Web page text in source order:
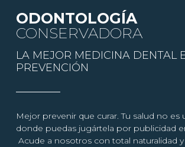
ODONTOLOGÍA
CONSERVADORA
LA MEJOR MEDICINA DENTAL
PREVENCIÓN
Mejor prevenir que curar. Tu salud no es
donde puedas jugártela por publicidad
Acude a nosotros con total naturalidad